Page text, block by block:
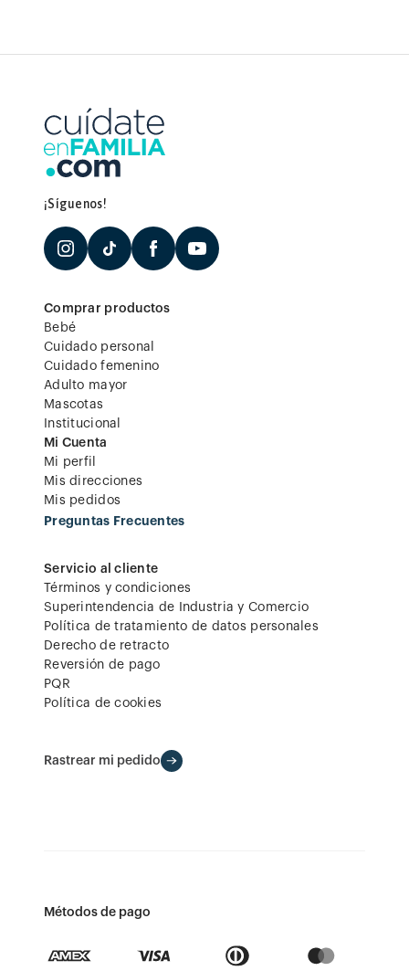
¡Síguenos!
Comprar productos
Bebé
Cuidado personal
Cuidado femenino
Adulto mayor
Mascotas
Institucional
Mi Cuenta
Mi perfil
Mis direcciones
Mis pedidos
Preguntas Frecuentes
Servicio al cliente
Términos y condiciones
Superintendencia de Industria y Comercio
Política de tratamiento de datos personales
Derecho de retracto
Reversión de pago
PQR
Política de cookies
Rastrear mi pedido
Métodos de pago